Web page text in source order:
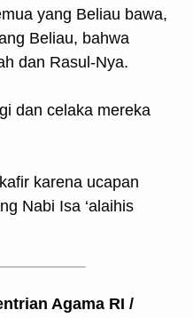
yang Beliau bawa,
Beliau, bahwa
dan Rasul-Nya.
dan celaka mereka
karena ucapan
Nabi Isa ‘alaihis
Agama RI /